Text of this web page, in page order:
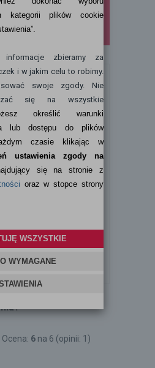
Plus 500 ml z
sodu.
Ocena: 6 na 6 (opinii: 1)